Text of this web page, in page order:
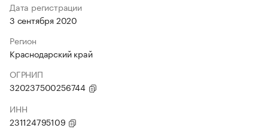
Дата регистрации
3 сентября 2020
Регион
Краснодарский край
ОГРНИП
320237500256744
ИНН
231124795109